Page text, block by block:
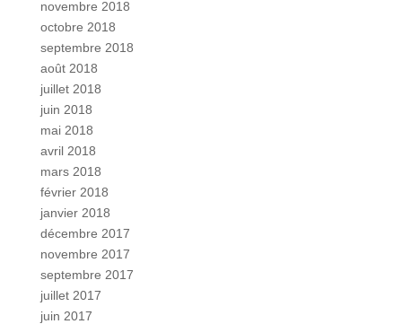
novembre 2018
octobre 2018
septembre 2018
août 2018
juillet 2018
juin 2018
mai 2018
avril 2018
mars 2018
février 2018
janvier 2018
décembre 2017
novembre 2017
septembre 2017
juillet 2017
juin 2017